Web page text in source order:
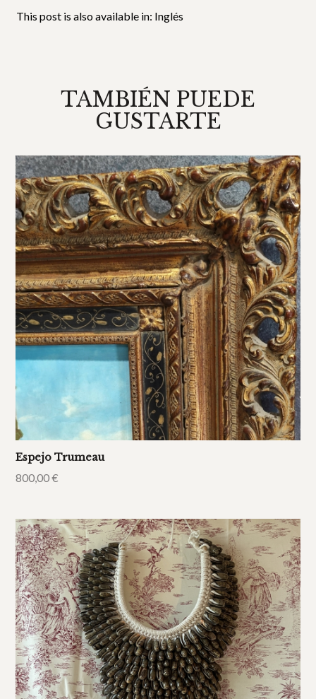
This post is also available in: Inglés
TAMBIÉN PUEDE
GUSTARTE
Espejo Trumeau
800,00€